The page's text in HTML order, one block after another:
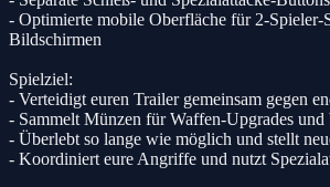
- Optimierte mobile Oberfläche für 2-Spieler-
Bildschirmen
Spielziel:
- Verteidigt euren Trailer gemeinsam gegen
- Sammelt Münzen für Waffen-Upgrades und
- Überlebt so lange wie möglich und stellt
- Koordiniert eure Angriffe und nutzt